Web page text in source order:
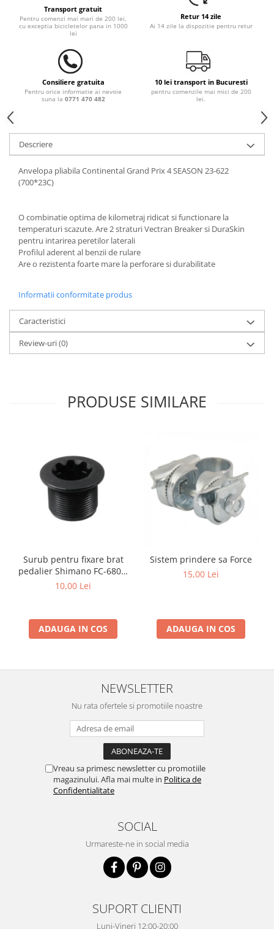
Transport gratuit
Pentru comenzi mai mari de 200 lei,
cu exceptia bicicletelor pana in 1000
lei
Retur 14 zile
Ai 14 zile la dispozitie pentru retur
Consiliere gratuita
Pentru orice informatie ai nevoie
suna la 0771 470 482
10 lei transport in Bucuresti
pentru comenzile mai mici de 200
lei.
Descriere
Anvelopa pliabila Continental Grand Prix 4 SEASON 23-622
(700*23C)
O combinatie optima de kilometraj ridicat si functionare la
temperaturi scazute. Are 2 straturi Vectran Breaker si DuraSkin
pentru intarirea peretilor laterali
Profilul aderent al benzii de rulare
Are o rezistenta foarte mare la perforare si durabilitate
Informatii conformitate produs
Caracteristici
Review-uri(0)
PRODUSE SIMILARE
Surub pentru fixare brat
pedalier Shimano FC-6800,
M20
10,00 Lei
ADAUGA IN COS
Sistem prindere sa Force
15,00 Lei
ADAUGA IN COS
NEWSLETTER
Nu rata ofertele si promotiile noastre
Vreau sa primesc newsletter cu promotiile
magazinului. Afla mai multe in Politica de
Confidentialitate
SOCIAL
Urmareste-ne in social media
SUPORT CLIENTI
Luni-Vineri 12:00-20:00